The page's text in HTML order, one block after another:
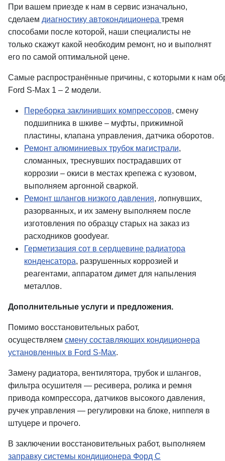
При вашем приезде к нам в сервис изначально,
сделаем диагностику автокондиционера тремя
способами после которой, наши специалисты не
только скажут какой необходим ремонт, но и выполнят
его по самой оптимальной цене.
Самые распространённые причины, с которыми к нам
Ford S-Max 1 – 2 модели.
Переборка заклинивших компрессоров, смену
подшипника в шкиве – муфты, прижимной
пластины, клапана управления, датчика оборотов.
Ремонт алюминиевых трубок магистрали,
сломанных, треснувших пострадавших от
коррозии – окиси в местах крепежа с кузовом,
выполняем аргонной сваркой.
Ремонт шлангов низкого давления, лопнувших,
разорванных, и их замену выполняем после
изготовления по образцу старых на заказ из
расходников goodyear.
Герметизация сот в сердцевине радиатора
конденсатора, разрушенных коррозией и
реагентами, аппаратом димет для напыления
металлов.
Дополнительные услуги и предложения.
Помимо восстановительных работ,
осуществляем смену составляющих кондиционера
установленных в Ford S-Max.
Замену радиатора, вентилятора, трубок и шлангов,
фильтра осушителя — ресивера, ролика и ремня
привода компрессора, датчиков высокого давления,
ручек управления — регулировки на блоке, ниппеля в
штуцере и прочего.
В заключении восстановительных работ, выполняем
заправку системы кондиционера Форд С